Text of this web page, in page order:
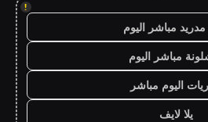
!
مباشر اليوم
مباشر اليوم
اليوم مباشر
يلا لايف